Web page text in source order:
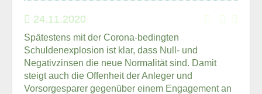
24.11.2020
Spätestens mit der Corona-bedingten
Schuldenexplosion ist klar, dass Null- und
Negativzinsen die neue Normalität sind. Damit
steigt auch die Offenheit der Anleger und
Vorsorgesparer gegenüber einem Engagement an